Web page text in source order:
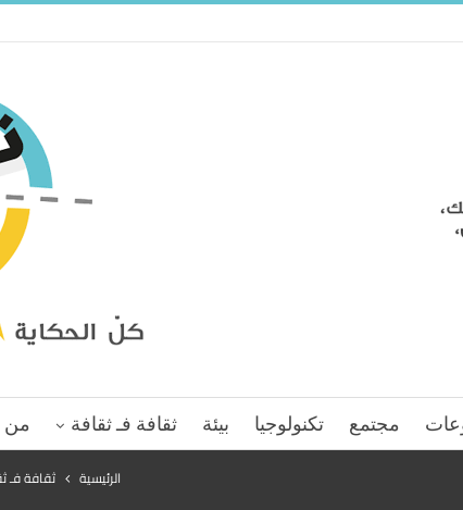
مجتمع تكنولوجيا بيئة ثقافة فـ ثقافة من
الرئيسية ثقافة فـ